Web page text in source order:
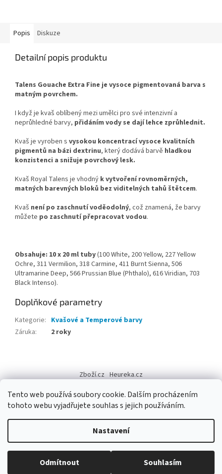
Tento web používá soubory cookie. Dalším procházením
tohoto webu vyjadřujete souhlas s jejich používáním.
Nastavení
Odmítnout Souhlasím
Popis Diskuze
Detailní popis produktu
Talens Gouache Extra Fine je vysoce pigmentovaná barva s
matným povrchem.
I když je kvaš oblíbený mezi umělci pro své intenzivní a
neprůhledné barvy, přidáním vody se dají lehce zprůhlednit.
Kvaš je vyroben s vysokou koncentrací vysoce kvalitních
pigmentů na bázi dextrinu, který dodává barvě hladkou
konzistenci a snižuje povrchový lesk.
Kvaš Royal Talens je vhodný k vytvoření rovnoměrných,
matných barevných bloků bez viditelných tahů štětcem.
Kvaš není po zaschnutí voděodolný, což znamená, že barvy
můžete po zaschnutí přepracovat vodou.
Obsahuje: 10 x 20 ml tuby(100 White, 200 Yellow, 227 Yellow
Ochre, 311 Vermilion, 318 Carmine, 411 Burnt Sienna, 506
Ultramarine Deep, 566 Prussian Blue (Phthalo), 616 Viridian, 703
Black Intenso).
Doplňkové parametry
Kategorie: Kvašové a Temperové barvy
Záruka: 2 roky
p
Zboží.cz Heureka.cz
Copyright 2026Výtvarné potřeby - hedvábí.cz. Všechna práva
vyhrazena.
Upravit nastavení cookies